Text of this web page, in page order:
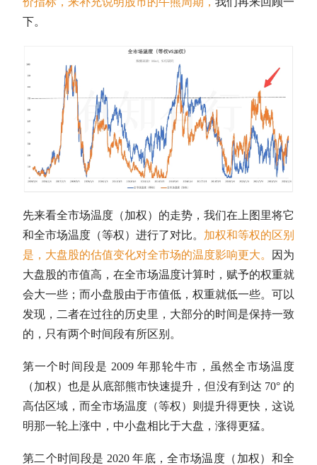
下。
先来看全市场温度（加权）的走势，我们在上图里将它
和全市场温度（等权）进行了对比。 加权和等权的区别
是， 大盘股的估值变化对全市场的温度影响更大。
因为
大盘股的市值高，在全市场温度计算时，赋予的权重就
会大一些；而小盘股由于市值低，权重就低一些。可以
发现，二者在过往的历史里，大部分的时间是保持一致
的，只有两个时间段有所区别。
第一个时间段是 2009 年那轮牛市 ，虽然全市场温度
（加权）也是从底部熊市快速提升，但没有到达 70° 的
高估区域，而全市场温度（等权）则提升得更快，这说
明那一轮上涨中，中小盘相比于大盘，涨得更猛。
第二个时间段是 2020 年底，全市场温度（加权）和全